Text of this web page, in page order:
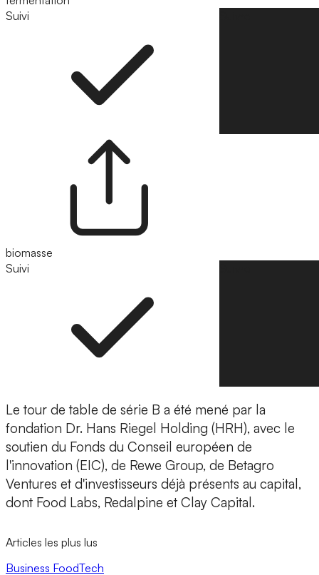
Suivi
biomasse
Suivi
Le tour de table de série B a été mené par la
fondation Dr. Hans Riegel Holding (HRH), avec le
soutien du Fonds du Conseil européen de
l'innovation (EIC), de Rewe Group, de Betagro
Ventures et d'investisseurs déjà présents au capital,
dont Food Labs, Redalpine et Clay Capital.
Articles les plus lus
Business FoodTech